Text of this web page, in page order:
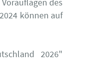
können auf
2026"